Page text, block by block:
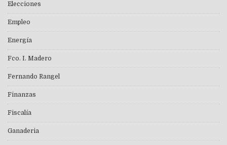
Elecciones
Empleo
Energía
Fco. I. Madero
Fernando Rangel
Finanzas
Fiscalía
Ganaderia